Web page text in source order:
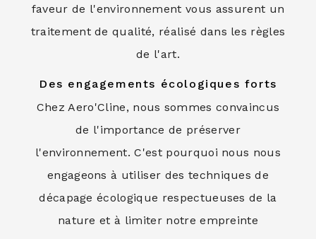
faveur de l'environnement vous assurent un
traitement de qualité, réalisé dans les règles
de l'art.
Des engagements écologiques forts
Chez Aero'Cline, nous sommes convaincus
de l'importance de préserver
l'environnement. C'est pourquoi nous nous
engageons à utiliser des techniques de
décapage écologique respectueuses de la
nature et à limiter notre empreinte